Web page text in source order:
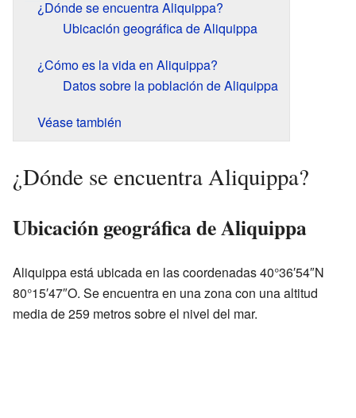
¿Dónde se encuentra Aliquippa?
Ubicación geográfica de Aliquippa
¿Cómo es la vida en Aliquippa?
Datos sobre la población de Aliquippa
Véase también
¿Dónde se encuentra Aliquippa?
Ubicación geográfica de Aliquippa
Aliquippa está ubicada en las coordenadas 40°36′54″N
80°15′47″O. Se encuentra en una zona con una altitud
media de 259 metros sobre el nivel del mar.